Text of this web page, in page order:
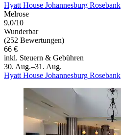
Hyatt House Johannesburg Rosebank
Melrose
9,0/10
Wunderbar
(252 Bewertungen)
66 €
inkl. Steuern & Gebühren
30. Aug.–31. Aug.
Hyatt House Johannesburg Rosebank